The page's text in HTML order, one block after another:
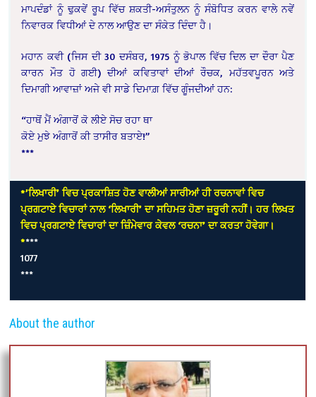
ਮਾਪਦੰਡਾਂ ਨੂੰ ਢੁਕਵੇਂ ਰੂਪ ਵਿੱਚ ਸ਼ਕਤੀ-ਅਸੰਤੁਲਨ ਨੂੰ ਸੰਬੋਧਿਤ ਕਰਨ ਵਾਲੇ ਨਵੇਂ
ਨਿਵਾਰਕ ਵਿਧੀਆਂ ਦੇ ਨਾਲ ਆਉਣ ਦਾ ਸੰਕੇਤ ਦਿੰਦਾ ਹੈ।
ਮਹਾਨ ਕਵੀ (ਜਿਸ ਦੀ 30 ਦਸੰਬਰ, 1975 ਨੂੰ ਭੋਪਾਲ ਵਿੱਚ ਦਿਲ ਦਾ ਦੌਰਾ ਪੈਣ
ਕਾਰਨ ਮੌਤ ਹੋ ਗਈ) ਦੀਆਂ ਕਵਿਤਾਵਾਂ ਦੀਆਂ ਰੌਚਕ, ਮਹੱਤਵਪੂਰਨ ਅਤੇ
ਦਿਮਾਗੀ ਆਵਾਜ਼ਾਂ ਅਜੇ ਵੀ ਸਾਡੇ ਦਿਮਾਗ਼ ਵਿੱਚ ਗੂੰਜਦੀਆਂ ਹਨ:
“ਹਾਥੋਂ ਮੈਂ ਅੰਗਾਰੋਂ ਕੋ ਲੀਏ ਸੋਚ ਰਹਾ ਥਾ
ਕੋਏ ਮੁਝੇ ਅੰਗਾਰੋਂ ਕੀ ਤਾਸੀਰ ਬਤਾਏ!”
***
*’ਲਿਖਾਰੀ’ ਵਿਚ ਪ੍ਰਕਾਸ਼ਿਤ ਹੋਣ ਵਾਲੀਆਂ ਸਾਰੀਆਂ ਹੀ ਰਚਨਾਵਾਂ ਵਿਚ
ਪ੍ਰਗਟਾਏ ਵਿਚਾਰਾਂ ਨਾਲ ‘ਲਿਖਾਰੀ’ ਦਾ ਸਹਿਮਤ ਹੋਣਾ ਜ਼ਰੂਰੀ ਨਹੀਂ। ਹਰ ਲਿਖਤ
ਵਿਚ ਪ੍ਰਗਟਾਏ ਵਿਚਾਰਾਂ ਦਾ ਜ਼ਿੰਮੇਵਾਰ ਕੇਵਲ ‘ਰਚਨਾ’ ਦਾ ਕਰਤਾ ਹੋਵੇਗਾ।
****
1077
***
About the author